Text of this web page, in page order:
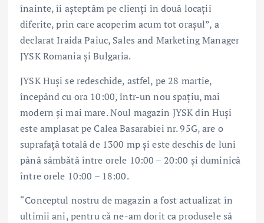
înainte, îi așteptăm pe clienți în două locații
diferite, prin care acoperim acum tot orașul”, a
declarat Iraida Paiuc, Sales and Marketing Manager
JYSK Romania și Bulgaria.
JYSK Huși se redeschide, astfel, pe 28 martie,
începând cu ora 10:00, într-un nou spațiu, mai
modern și mai mare. Noul magazin JYSK din Huși
este amplasat pe Calea Basarabiei nr. 95G, are o
suprafață totală de 1300 mp și este deschis de luni
până sâmbătă între orele 10:00 – 20:00 și duminică
între orele 10:00 – 18:00.
“Conceptul nostru de magazin a fost actualizat în
ultimii ani, pentru că ne-am dorit ca produsele să